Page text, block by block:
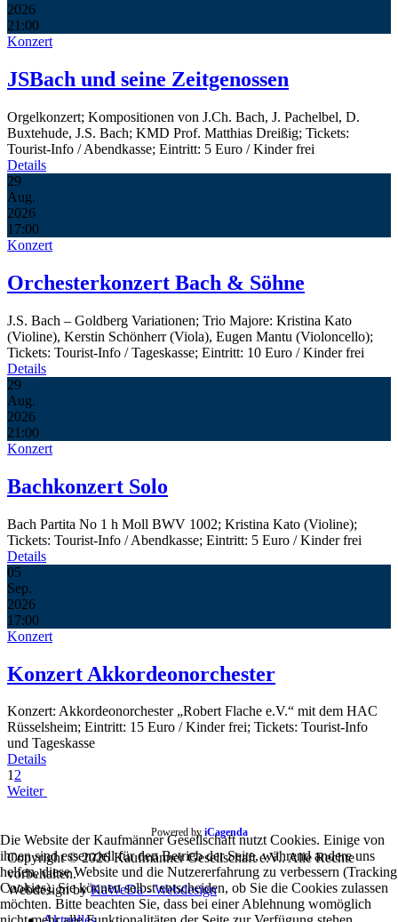
2026
21:00
Konzert
JSBach und seine Zeitgenossen
Orgelkonzert; Kompositionen von J.Ch. Bach, J. Pachelbel, D.
Buxtehude, J.S. Bach; KMD Prof. Matthias Dreißig; Tickets:
Tourist-Info / Abendkasse; Eintritt: 5 Euro / Kinder frei
Details
29
Aug.
2026
17:00
Konzert
Orchesterkonzert Bach & Söhne
J.S. Bach – Goldberg Variationen; Trio Majore: Kristina Kato
(Violine), Kerstin Schönherr (Viola), Eugen Mantu (Violoncello);
Tickets: Tourist-Info / Tageskasse; Eintritt: 10 Euro / Kinder frei
Details
29
Aug.
2026
21:00
Konzert
Bachkonzert Solo
Bach Partita No 1 h Moll BWV 1002; Kristina Kato (Violine);
Tickets: Tourist-Info / Abendkasse; Eintritt: 5 Euro / Kinder frei
Details
05
Sep.
2026
17:00
Konzert
Konzert Akkordeonorchester
Konzert: Akkordeonorchester „Robert Flache e.V.“ mit dem HAC
Rüsselsheim; Eintritt: 15 Euro / Kinder frei; Tickets: Tourist-Info
und Tageskasse
Details
12
Weiter
Powered by iCagenda
Copyright © 2026 Kaufmänner Gesellschaft e.V.. Alle Rechte
vorbehalten.
Webdesign byKaWeDa - Webdesign
Die Website der Kaufmänner Gesellschaft nutzt Cookies. Einige von
ihnen sind essenziell für den Betrieb der Seite, während andere uns
helfen, diese Website und die Nutzererfahrung zu verbessern (Tracking
Cookies). Sie können selbst entscheiden, ob Sie die Cookies zulassen
möchten. Bitte beachten Sie, dass bei einer Ablehnung womöglich